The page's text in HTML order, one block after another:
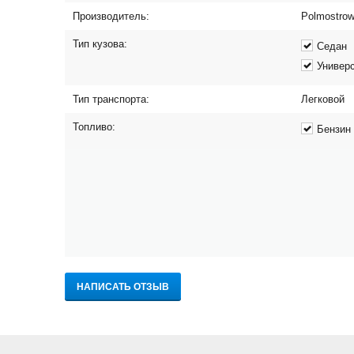
Производитель: Polmostrow
Тип кузова:
Седан
Тип транспорта: Легковой
Топливо: Бензин
НАПИСАТЬ ОТЗЫВ